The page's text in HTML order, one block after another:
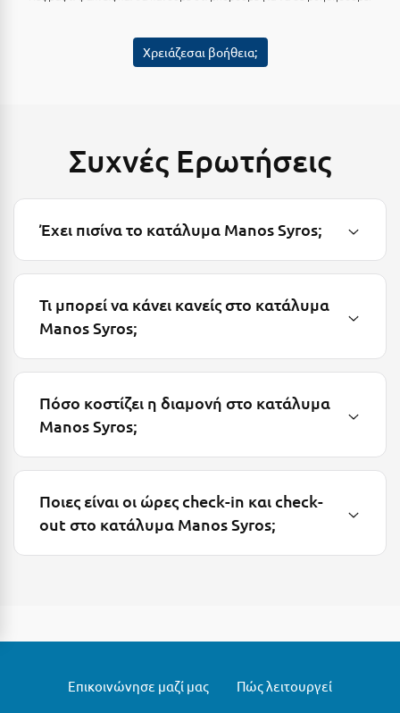
Λαγκάδια
Λασίθι
Λεπτοκαρυά
Λευκάδα
Λήμνος
Λίμνη Πλαστήρα
Λιτόχωρο
Λουτρά Πόζαρ
Χρειάζεσαι βοήθεια;
Συχνές Ερωτήσεις
Έχει πισίνα το κατάλυμα Manos Syros;
Τι μπορεί να κάνει κανείς στο κατάλυμα
Manos Syros;
Πόσο κοστίζει η διαμονή στο κατάλυμα
Manos Syros;
Ποιες είναι οι ώρες check-in και check-
out στο κατάλυμα Manos Syros;
Επικοινώνησε μαζί μας Πώς λειτουργεί